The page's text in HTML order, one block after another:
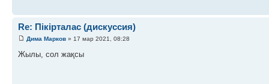
Re: Пікірталас (дискуссия)
Дима Марков » 17 мар 2021, 08:28
Жылы, сол жақсы